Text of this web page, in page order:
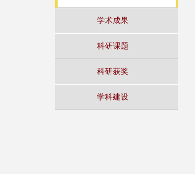
学术成果
科研课题
科研获奖
学科建设